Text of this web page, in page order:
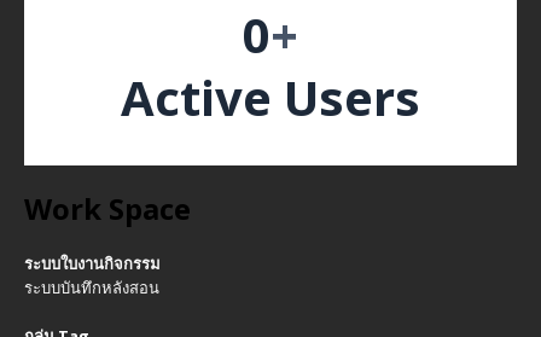
0+
Active Users
Work Space
ระบบใบงานกิจกรรม
ระบบบันทึกหลังสอน